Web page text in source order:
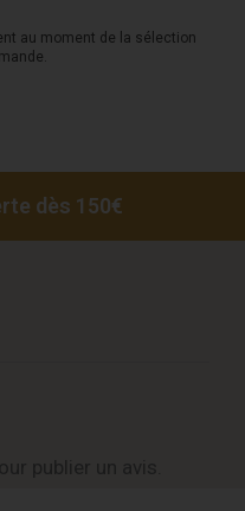
au moment de la sélection
dès 150€